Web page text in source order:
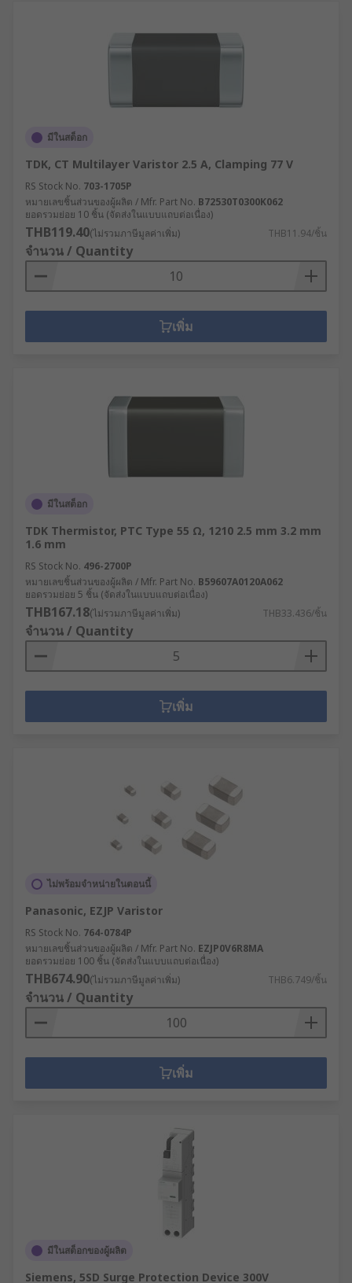
มีในสต็อก
TDK, CT Multilayer Varistor 2.5 A, Clamping 77 V
RS Stock No. 703-1705P
หมายเลขชิ้นส่วนของผู้ผลิต / Mfr. Part No. B72530T0300K062
ยอดรวมย่อย 10 ชิ้น (จัดส่งในแบบแถบต่อเนื่อง)
THB119.40(ไม่รวมภาษีมูลค่าเพิ่ม) THB11.94/ชิ้น
จำนวน / Quantity
เพิ่ม
มีในสต็อก
TDK Thermistor, PTC Type 55 Ω, 1210 2.5 mm 3.2 mm
1.6 mm
RS Stock No. 496-2700P
หมายเลขชิ้นส่วนของผู้ผลิต / Mfr. Part No. B59607A0120A062
ยอดรวมย่อย 5 ชิ้น (จัดส่งในแบบแถบต่อเนื่อง)
THB167.18(ไม่รวมภาษีมูลค่าเพิ่ม) THB33.436/ชิ้น
จำนวน / Quantity
เพิ่ม
ไม่พร้อมจำหน่ายในตอนนี้
Panasonic, EZJP Varistor
RS Stock No. 764-0784P
หมายเลขชิ้นส่วนของผู้ผลิต / Mfr. Part No. EZJP0V6R8MA
ยอดรวมย่อย 100 ชิ้น (จัดส่งในแบบแถบต่อเนื่อง)
THB674.90(ไม่รวมภาษีมูลค่าเพิ่ม) THB6.749/ชิ้น
จำนวน / Quantity
เพิ่ม
มีในสต็อกของผู้ผลิต
Siemens, 5SD Surge Protection Device 300V